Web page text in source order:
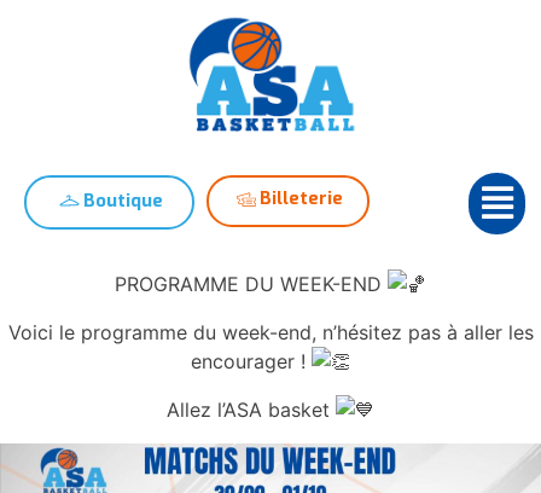
Boutique Billeterie
PROGRAMME DU WEEK-END
Voici le programme du week-end, n’hésitez pas à aller les
encourager !
Allez l’ASA basket